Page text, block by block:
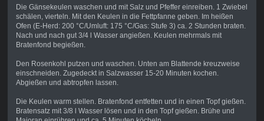
Die Gänsekeulen waschen und mit Salz und Pfeffer einreiben. 1 Zwiebel
schälen, vierteln. Mit den Keulen in die Fettpfanne geben. Im heißen
Ofen (E-Herd: 200 °C/Umluft: 175 °C/Gas: Stufe 3) ca. 2 Stunden braten.
Nach und nach gut 3/4 l Wasser angießen. Keulen mehrmals mit
Bratenfond begießen.
Den Rosenkohl putzen und waschen. Unten am Blattende kreuzweise
einschneiden. Zugedeckt in Salzwasser 15-20 Minuten kochen.
Abgießen und abtropfen lassen.
Die Keulen warm stellen. Bratenfond entfetten und in einen Topf gießen.
Bratensatz mit 3/8 l Wasser lösen und in den Topf gießen. Brühe und